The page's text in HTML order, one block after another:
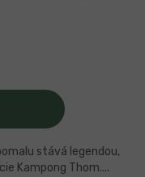
stává legendou,
Kampong Thom....